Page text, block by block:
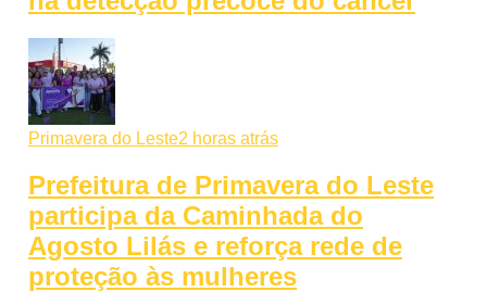
Primavera do Leste2 horas atrás
Prefeitura de Primavera do Leste
participa da Caminhada do
Agosto Lilás e reforça rede de
proteção às mulheres